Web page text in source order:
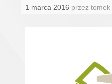
1 marca 2016 przez